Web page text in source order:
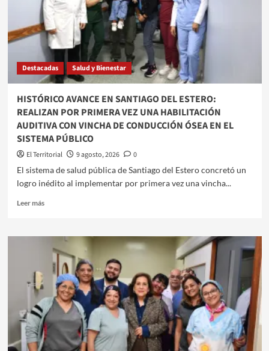
Destacadas Salud y Bienestar
HISTÓRICO AVANCE EN SANTIAGO DEL ESTERO:
REALIZAN POR PRIMERA VEZ UNA HABILITACIÓN
AUDITIVA CON VINCHA DE CONDUCCIÓN ÓSEA EN EL
SISTEMA PÚBLICO
El Territorial 9 agosto, 2026
0
​El sistema de salud pública de Santiago del Estero concretó un
logro inédito al implementar por primera vez una vincha...
Leer másLeer
HISTÓRICO
AVANCE
SANTIAGO
DEL
ESTERO:
REALIZAN
POR
PRIMERA
VEZ